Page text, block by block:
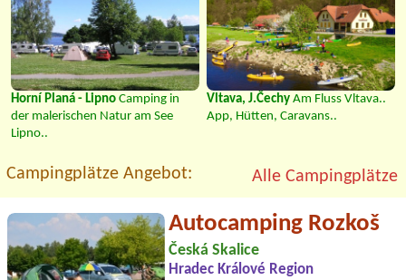
Horní Planá - Lipno Camping in
der malerischen Natur am See
Lipno..
Vltava, J.Čechy Am Fluss Vltava..
App, Hütten, Caravans..
Campingplätze Angebot: Alle Campingplätze
Autocamping Rozkoš
Česká Skalice
Hradec Králové Region